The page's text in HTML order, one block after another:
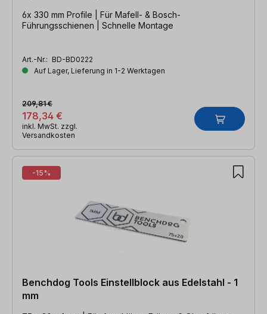
6x 330 mm Profile | Für Mafell- & Bosch-
Führungsschienen | Schnelle Montage
Art.-Nr.: BD-BD0222
Auf Lager, Lieferung in 1-2 Werktagen
178,34 €
209,81 €
inkl. MwSt. zzgl.
Versandkosten
-15%
Benchdog Tools Einstellblock aus Edelstahl - 1
mm